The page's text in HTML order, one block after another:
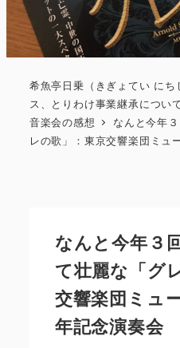
希魚亭日乗（きぎょてい に
ス、とりわけ事業継承につい
音楽会の感想
なんと今年
レの歌」：東京交響楽団ミュ
なんと今年３
て壮麗な「グ
交響楽団ミュ
年記念演奏会